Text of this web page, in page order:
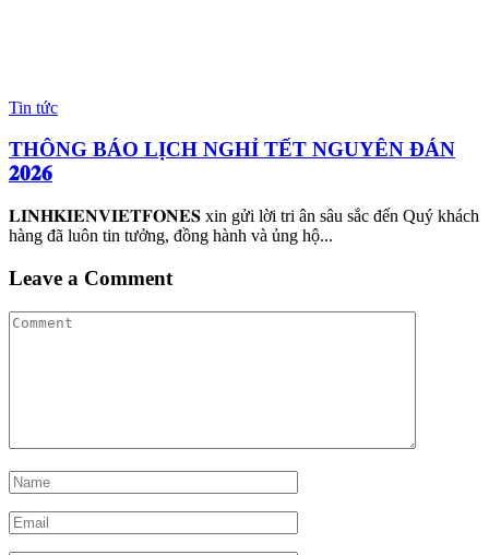
Tin tức
THÔNG BÁO LỊCH NGHỈ TẾT NGUYÊN ĐÁN
𝟐𝟎𝟐𝟔
𝐋𝐈𝐍𝐇𝐊𝐈𝐄𝐍𝐕𝐈𝐄𝐓𝐅𝐎𝐍𝐄𝐒 xin gửi lời tri ân sâu sắc đến Quý khách
hàng đã luôn tin tưởng, đồng hành và ủng hộ...
Leave a Comment